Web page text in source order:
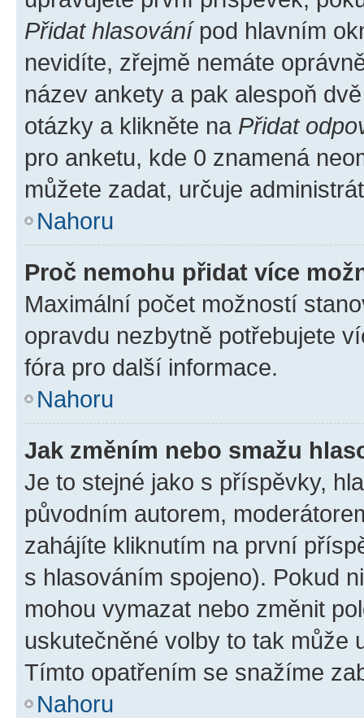
Přidat hlasovánípod hlavním
nevidíte, zřejmě nemáte
název ankety a pak alespoň
otázky a klikněte na Přidat
pro anketu, kde 0 znamená
můžete zadat, určuje
Nahoru
Proč nemohu přidat více
Maximální počet možností
opravdu nezbytně potřebujete
fóra pro další informace.
Nahoru
Jak změním nebo smažu
Je to stejné jako s příspěvky,
původním autorem,
zahájíte kliknutím na první
s hlasováním spojeno). Pokud
mohou vymazat nebo změnit
uskutečněné volby to tak může
Tímto opatřením se snažíme
Nahoru